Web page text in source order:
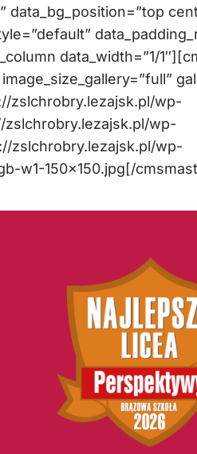
data_bg_position=”top
data_width=”1/
zslchrobry.lezajsk.pl/wp-
zslchrobry.lezajsk.pl/wp-
zslchrobry.lezajsk.pl/wp-
w1-150×150.jpg[/